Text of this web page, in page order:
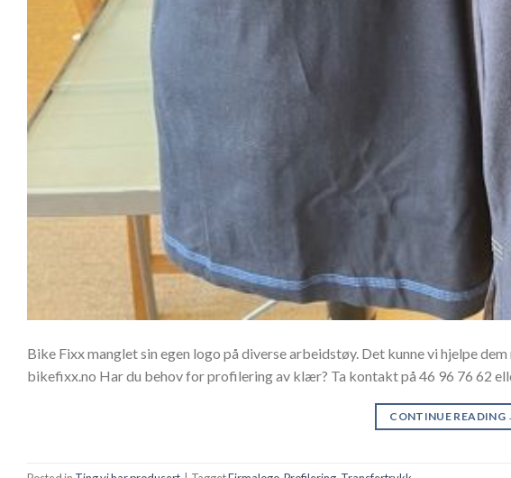
Bike Fixx manglet sin egen logo på diverse arbeidstøy. Det kunne vi hjelpe
bikefixx.no Har du behov for profilering av klær? Ta kontakt på 46 96 76 62
CONTINUE READING